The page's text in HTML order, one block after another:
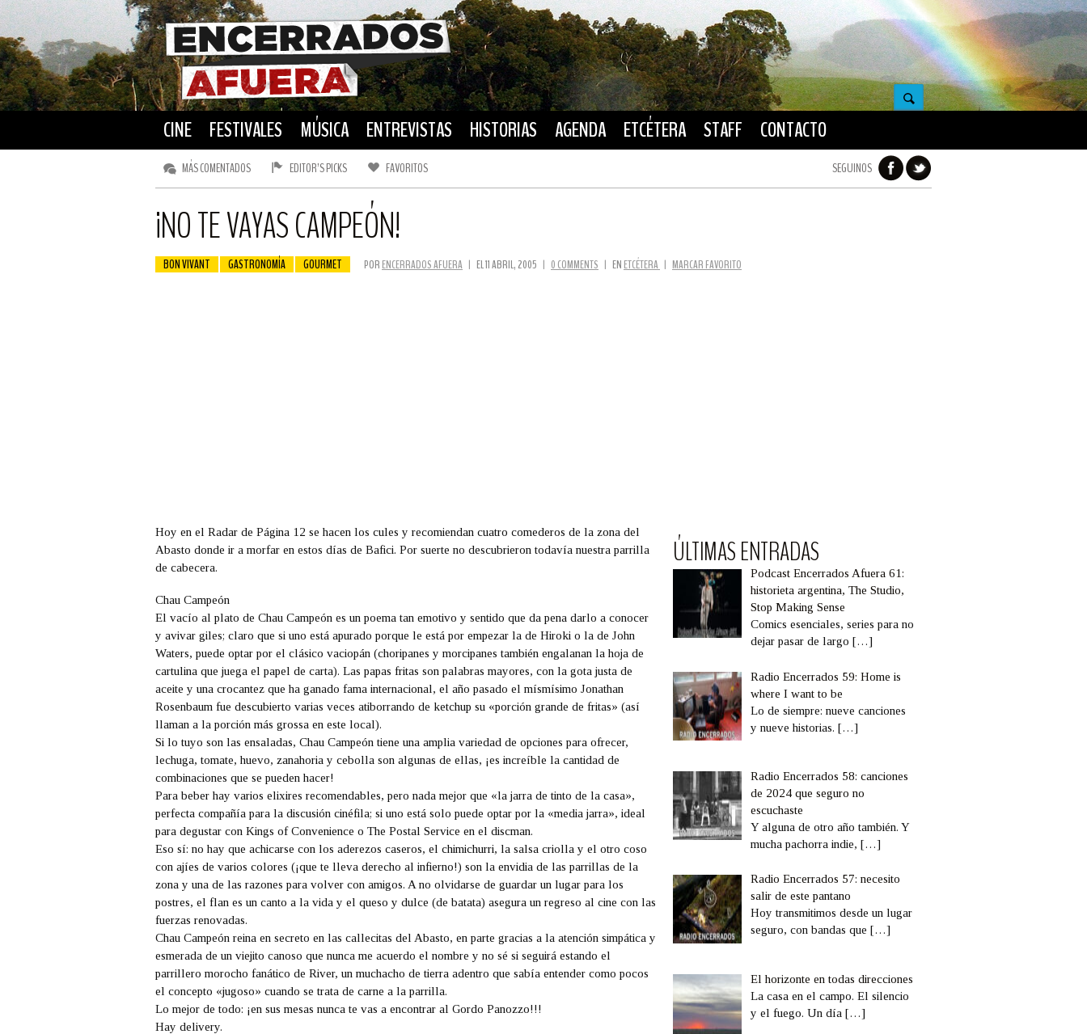
CINE FESTIVALES MÚSICA ENTREVISTAS HISTORIAS AGENDA ETCÉTERA STAFF CONTACTO
SEGUINOS
MÁS COMENTADOS EDITOR’S PICKS FAVORITOS
¡NO TE VAYAS CAMPEÓN!
BON VIVANT GASTRONOMÍA GOURMET POR ENCERRADOS AFUERA | EL 11 ABRIL, 2005 | 0 COMMENTS | EN ETCÉTERA | MARCAR FAVORITO
Hoy en el Radar de Página 12 se hacen los cules y recomiendan cuatro comederos de la zona del
Abasto donde ir a morfar en estos días de Bafici. Por suerte no descubrieron todavía nuestra parrilla
de cabecera.
Chau Campeón
El vacío al plato de Chau Campeón es un poema tan emotivo y sentido que da pena darlo a conocer
y avivar giles; claro que si uno está apurado porque le está por empezar la de Hiroki o la de John
Waters, puede optar por el clásico vaciopán (choripanes y morcipanes también engalanan la hoja de
cartulina que juega el papel de carta). Las papas fritas son palabras mayores, con la gota justa de
aceite y una crocantez que ha ganado fama internacional, el año pasado el mísmísimo Jonathan
Rosenbaum fue descubierto varias veces atiborrando de ketchup su «porción grande de fritas» (así
llaman a la porción más grossa en este local).
Si lo tuyo son las ensaladas, Chau Campeón tiene una amplia variedad de opciones para ofrecer,
lechuga, tomate, huevo, zanahoria y cebolla son algunas de ellas, ¡es increíble la cantidad de
combinaciones que se pueden hacer!
Para beber hay varios elixires recomendables, pero nada mejor que «la jarra de tinto de la casa»,
perfecta compañía para la discusión cinéfila; si uno está solo puede optar por la «media jarra», ideal
para degustar con Kings of Convenience o The Postal Service en el discman.
Eso sí: no hay que achicarse con los aderezos caseros, el chimichurri, la salsa criolla y el otro coso
con ajíes de varios colores (¡que te lleva derecho al infierno!) son la envidia de las parrillas de la
zona y una de las razones para volver con amigos. A no olvidarse de guardar un lugar para los
postres, el flan es un canto a la vida y el queso y dulce (de batata) asegura un regreso al cine con las
fuerzas renovadas.
Chau Campeón reina en secreto en las callecitas del Abasto, en parte gracias a la atención simpática y
esmerada de un viejito canoso que nunca me acuerdo el nombre y no sé si seguirá estando el
parrillero morocho fanático de River, un muchacho de tierra adentro que sabía entender como pocos
el concepto «jugoso» cuando se trata de carne a la parrilla.
Lo mejor de todo: ¡en sus mesas nunca te vas a encontrar al Gordo Panozzo!!!
Hay delivery.
ÚLTIMAS ENTRADAS
Podcast Encerrados Afuera 61:
historieta argentina, The Studio,
Stop Making Sense
Comics esenciales, series para no
dejar pasar de largo[…]
Radio Encerrados 59: Home is
where I want to be
Lo de siempre: nueve canciones
y nueve historias.[…]
Radio Encerrados 58: canciones
de 2024 que seguro no
escuchaste
Y alguna de otro año también. Y
mucha pachorra indie,[…]
Radio Encerrados 57: necesito
salir de este pantano
Hoy transmitimos desde un lugar
seguro, con bandas que[…]
El horizonte en todas direcciones
La casa en el campo. El silencio
y el fuego. Un día[…]